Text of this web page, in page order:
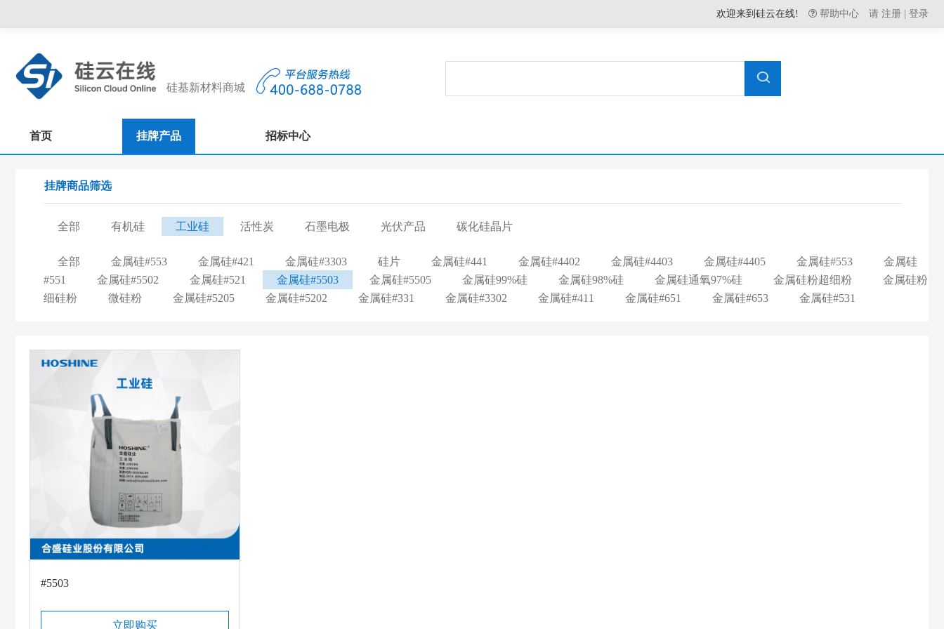
欢迎来到硅云在线! 帮助中心 请 注册 | 登录
硅基新材料商城
首页 挂牌产品 招标中心
挂牌商品筛选
全部 有机硅 工业硅 活性炭 石墨电极 光伏产品 碳化硅晶片
全部 金属硅#553 金属硅#421 金属硅#3303 硅片 金属硅#441 金属硅#4402 金属硅#4403 金属硅#4405 金属硅#553
金属硅
#551
金属硅#5502 金属硅#521 金属硅#5503 金属硅#5505 金属硅99%硅 金属硅98%硅 金属硅通氧97%硅 金属硅粉超细粉
金属硅粉
细硅粉
微硅粉 金属硅#5205 金属硅#5202 金属硅#331 金属硅#3302 金属硅#411 金属硅#651 金属硅#653 金属硅#531
#5503
立即购买